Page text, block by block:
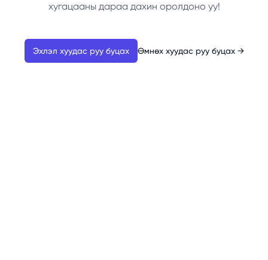
хугацааны дараа дахин оролдоно уу!
Эхлэл хуудас руу буцах Өмнөх хуудас руу буцах →